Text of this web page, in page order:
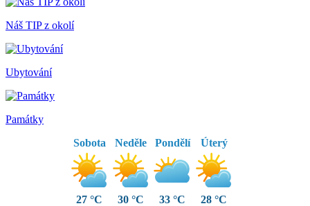
Náš TIP z okolí
Ubytování
Památky
Sobota
27 °C
Neděle
30 °C
Pondělí
33 °C
Úterý
28 °C